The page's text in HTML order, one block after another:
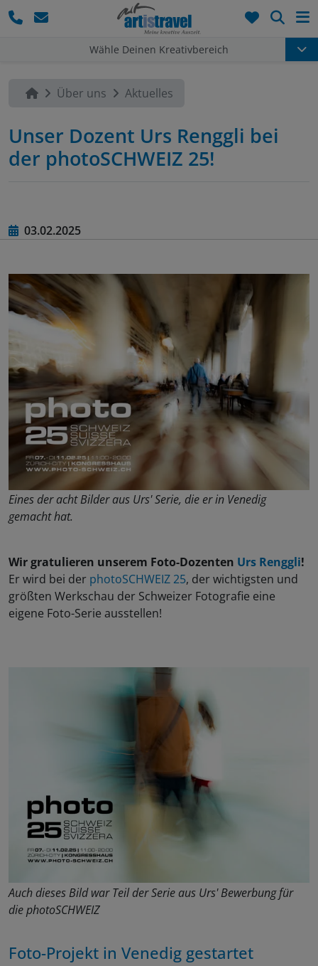
Wähle Deinen Kreativbereich
Über uns Aktuelles
Unser Dozent Urs Renggli bei
der photoSCHWEIZ 25!
03.02.2025
Eines der acht Bilder aus Urs' Serie, die er in Venedig
gemacht hat.
Wir gratulieren unserem Foto-Dozenten Urs Renggli!
Er wird bei der photoSCHWEIZ 25, der wichtigsten und
größten Werkschau der Schweizer Fotografie eine
eigene Foto-Serie ausstellen!
Auch dieses Bild war Teil der Serie aus Urs' Bewerbung für
die photoSCHWEIZ
Foto-Projekt in Venedig gestartet